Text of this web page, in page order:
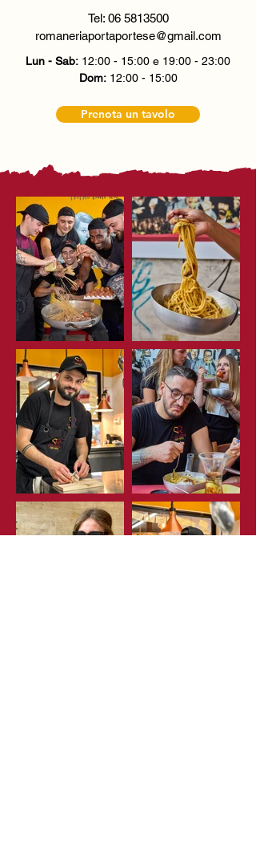
Tel: 06 5813500
romaneriaportaportese@gmail.com
Lun - Sab: 12:00 - 15:00 e 19:00 - 23:00
Dom:12:00 - 15:00
Prenota un tavolo